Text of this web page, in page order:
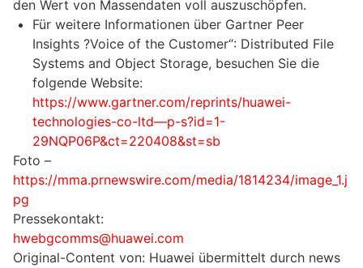
den Wert von Massendaten voll auszuschöpfen.
Für weitere Informationen über Gartner Peer
Insights ?Voice of the Customer“: Distributed File
Systems and Object Storage, besuchen Sie die
folgende Website:
https://www.gartner.com/reprints/huawei-
technologies-co-ltd—p-s?id=1-
29NQP06P&ct=220408&st=sb
Foto –
https://mma.prnewswire.com/media/1814234/image_1.j
pg
Pressekontakt:
hwebgcomms@huawei.com
Original-Content von: Huawei übermittelt durch news